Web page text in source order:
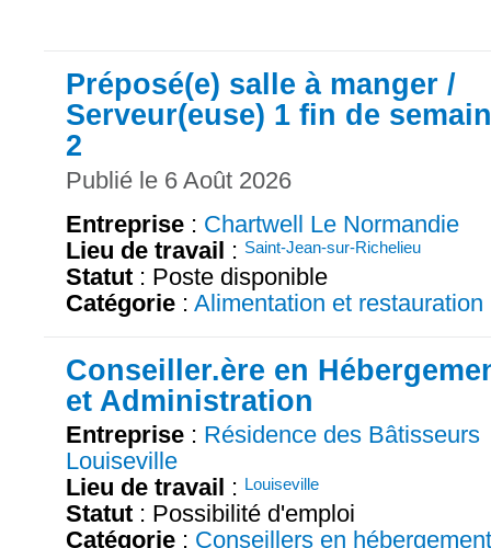
Préposé(e) salle à manger /
Serveur(euse) 1 fin de
2
Publié le 6 Août 2026
Entreprise : Chartwell Le Normandie
Lieu de travail : Saint-Jean-sur-Richelieu
Statut : Poste disponible
Catégorie : Alimentation et restauration
Conseiller.ère en
et Administration
Entreprise : Résidence des Bâtisseurs
Louiseville
Lieu de travail : Louiseville
Statut : Possibilité d'emploi
Catégorie : Conseillers en hébergement